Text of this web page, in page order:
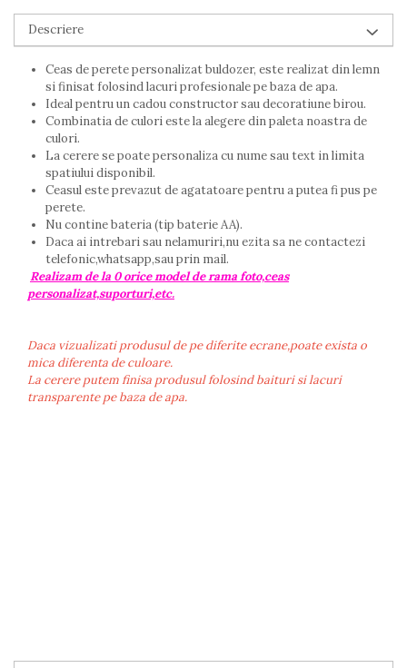
Descriere
Ceas de perete personalizat buldozer, este realizat din lemn
si finisat folosind lacuri profesionale pe baza de apa.
Ideal pentru un cadou constructor sau decoratiune birou.
Combinatia de culori este la alegere din paleta noastra de
culori.
La cerere se poate personaliza cu nume sau text in limita
spatiului disponibil.
Ceasul este prevazut de agatatoare pentru a putea fi pus pe
perete.
Nu contine bateria (tip baterie AA).
Daca ai intrebari sau nelamuriri,nu ezita sa ne contactezi
telefonic,whatsapp,sau prin mail.
Realizam de la 0 orice model de rama foto,ceas
personalizat,suporturi,etc.
Daca vizualizati produsul de pe diferite ecrane,poate exista o
mica diferenta de culoare.
La cerere putem finisa produsul folosind baituri si lacuri
transparente pe baza de apa.